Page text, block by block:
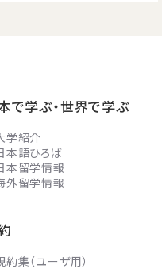
で学ぶ・世界で学ぶ
学紹介
本語ひろば
本留学情報
外留学情報
約集（ユーザ用）